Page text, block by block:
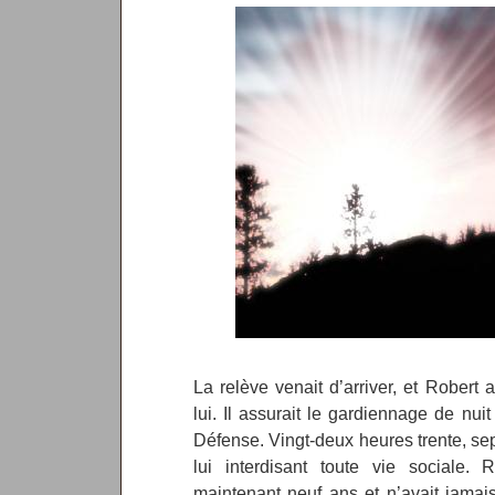
La relève venait d’arriver, et Robert
lui. Il assurait le gardiennage de
Défense. Vingt-deux heures trente,
lui interdisant toute vie sociale.